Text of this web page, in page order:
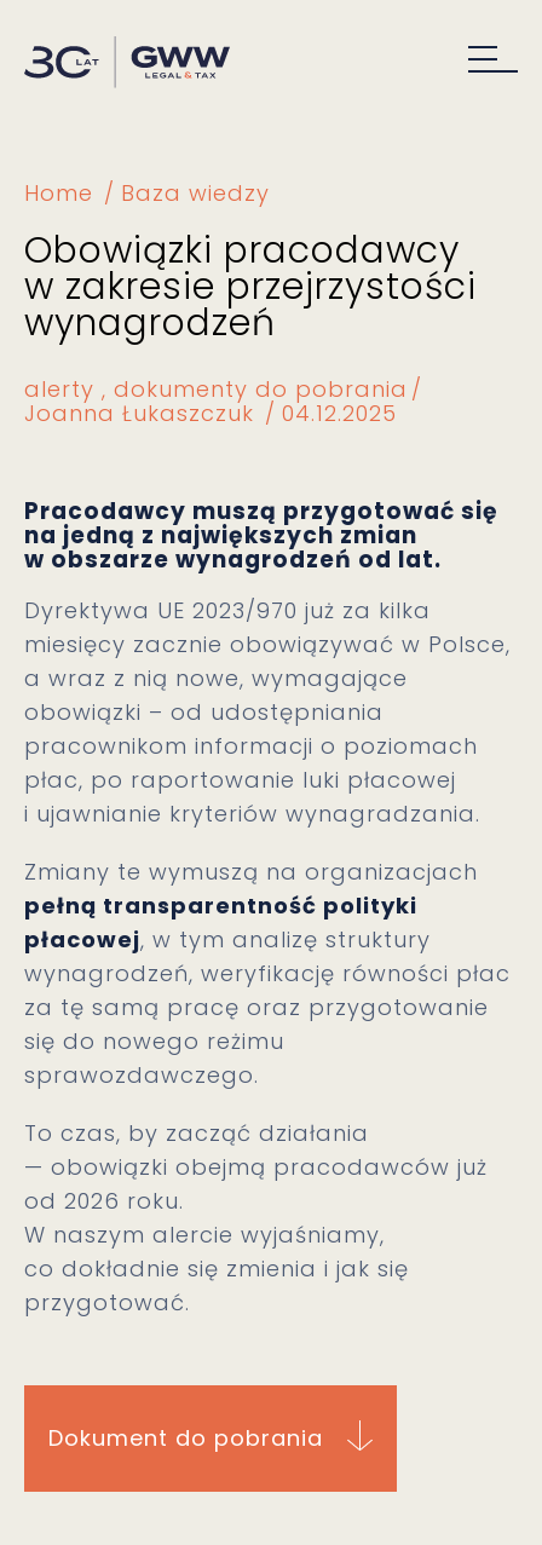
Home Baza wiedzy
Obowiązki pracodawcy
w zakresie przejrzystości
wynagrodzeń
alerty
dokumenty do pobrania
Joanna Łukaszczuk
04.12.2025
Pracodawcy muszą przygotować się
na jedną z największych zmian
w obszarze wynagrodzeń od lat.
Dyrektywa UE 2023/970 już za kilka
miesięcy zacznie obowiązywać w Polsce,
a wraz z nią nowe, wymagające
obowiązki – od udostępniania
pracownikom informacji o poziomach
płac, po raportowanie luki płacowej
i ujawnianie kryteriów wynagradzania.
Zmiany te wymuszą na organizacjach
pełną transparentność polityki
płacowej, w tym analizę struktury
wynagrodzeń, weryfikację równości płac
za tę samą pracę oraz przygotowanie
się do nowego reżimu
sprawozdawczego.
To czas, by zacząć działania
— obowiązki obejmą pracodawców już
od 2026 roku.
W naszym alercie wyjaśniamy,
co dokładnie się zmienia i jak się
przygotować.
Dokument do pobrania